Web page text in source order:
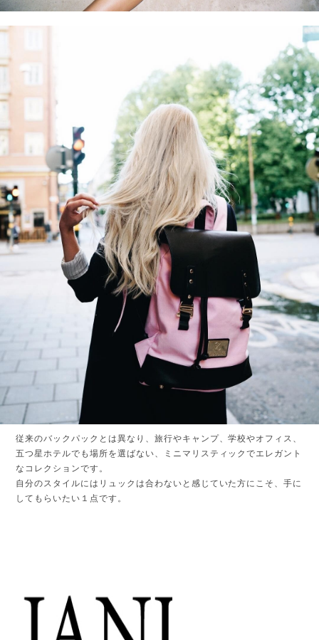
従来のバックパックとは異なり、旅行やキャンプ、学校やオフィス、
五つ星ホテルでも場所を選ばない、ミニマリスティックでエレガント
なコレクションです。
自分のスタイルにはリュックは合わないと感じていた方にこそ、手に
してもらいたい１点です。